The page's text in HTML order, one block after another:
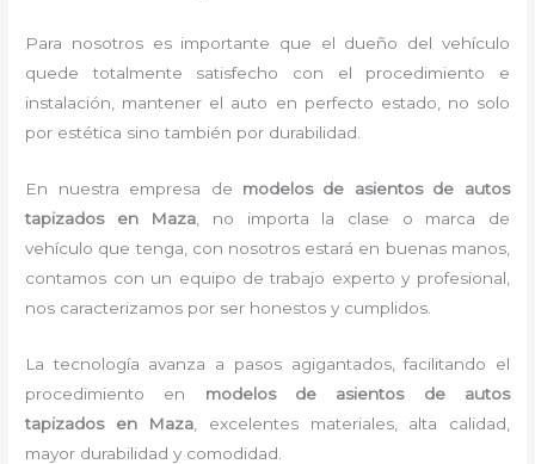
Para nosotros es importante que el dueño del vehículo
quede totalmente satisfecho con el procedimiento e
instalación, mantener el auto en perfecto estado, no solo
por estética sino también por durabilidad.
En nuestra empresa de modelos de asientos de autos
tapizadosen Maza , no importa la clase o marca de
vehículo que tenga, con nosotros estará en buenas manos,
contamos con un equipo de trabajo experto y profesional,
nos caracterizamos por ser honestos y cumplidos.
La tecnología avanza a pasos agigantados, facilitando el
procedimiento en modelos de asientos de autos
tapizados
en Maza
excelentes materiales, alta calidad,
mayor durabilidad y comodidad.